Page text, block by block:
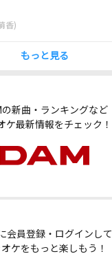
香)
もっと見る
の新曲・ランキングなど
ケ最新情報をチェック！
会員登録・ログインして
ケをもっと楽しもう！